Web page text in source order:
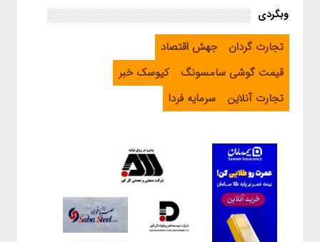
اینفوگرافیک / مسیر پیشرفت در
منطقه ویژه اقتصادی لامرد
اینفوگرافیک / راهنمای خرید ارز
اربعین از طریق اپلیکیشن بله
وبگردی
تجارت گردان
جهش اقتصاد
قیمت گوشی سامسونگ
کیوسک خبر
تجارت آنلاین
سرمایه فردا